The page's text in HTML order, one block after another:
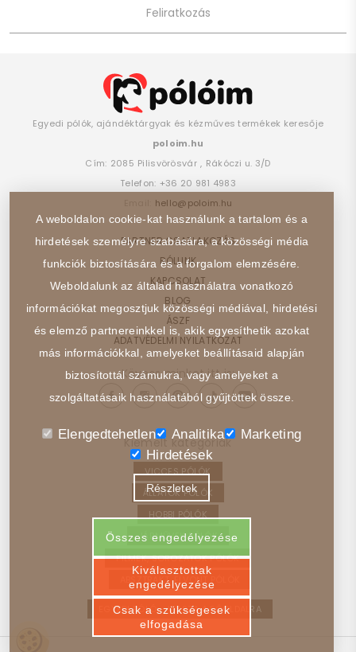
Egyedi pólók, ajándéktárgyak és kézműves termékek keresője
poloim.hu
Cím: 2085 Pilisvörösvár , Rákóczi u. 3/D
Telefon: +36 20 981 4983
hello@poloim.hu
PARTNER CSATLAKOZÁS
RÓLUNK
KAPCSOLAT
BLOG
ÁSZF
ADATVÉDELMI NYILATKOZAT
Kövess minket itt is:
Kiemelt kategóriák
VICCES PÓLÓK
ÁLLATOK PÓLÓK
HOBBI PÓLÓK
JÁRMŰVEK PÓLÓK
FILMEK, SOROZATOK PÓLÓK
ABSZTRAKT, ELVONT PÓLÓK
EGYEDI PÓLÓ – VISSZA A FŐOLDALRA
A weboldalon cookie-kat használunk a tartalom és a
hirdetések személyre szabására, a közösségi média
funkciók biztosítására és a forgalom elemzésére.
Weboldalunk az általad használatra vonatkozó
információkat megosztjuk közösségi médiával, hirdetési
és elemző partnereinkkel is, akik egyesíthetik azokat
más információkkal, amelyeket beállításaid alapján
biztosítottál számukra, vagy amelyeket a
szolgáltatásaik használatából gyűjtöttek össze.
Elengedtehetlen Analitika
Marketing
Hirdetések
Részletek
Összes engedélyezése
Kiválasztottak
engedélyezése
Csak a szükségesek
elfogadása